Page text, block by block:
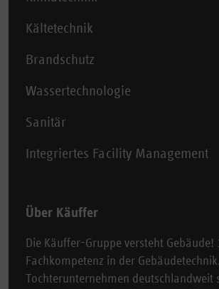
Kältetechnik
Brandschutz
Wassertechnologie
Sanitär
Integriertes Facility Management
Über Käuffer
Die Käuffer-Gruppe versteht Gebäude!
Fachkompetenz in der
Tochterunternehmen deutschlandweit